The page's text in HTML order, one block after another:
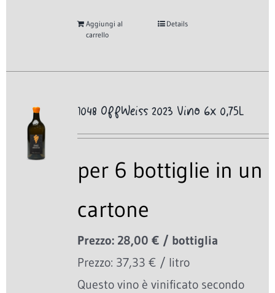
Aggiungi al
carrello
Details
1048 OffWeiss 2023 Vino 6x 0,75L
per 6 bottiglie in un
cartone
Prezzo: 28,00 € / bottiglia
Prezzo: 37,33 € / litro
Questo vino è vinificato secondo